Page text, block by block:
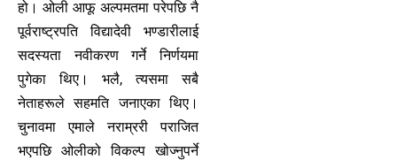
हो। ओली आफू अल्पमतमा परेपछि नै
पूर्वराष्ट्रपति विद्यादेवी भण्डारीलाई
सदस्यता नवीकरण गर्ने निर्णयमा
पुगेका थिए। भलै, त्यसमा सबै
नेताहरूले सहमति जनाएका थिए।
चुनावमा एमाले नराम्ररी पराजित
भएपछि ओलीको विकल्प खोज्नुपर्ने